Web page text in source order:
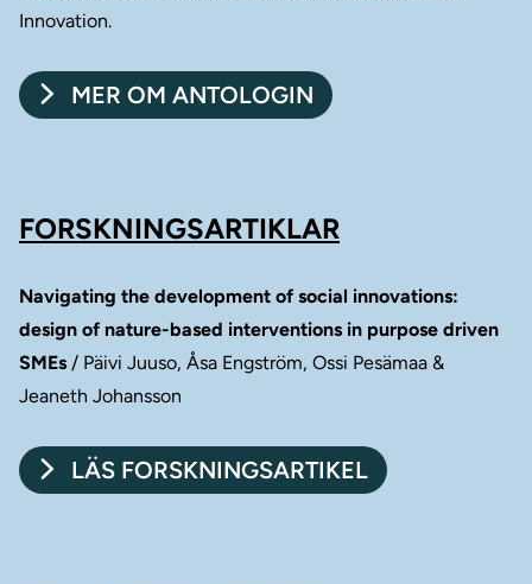
Innovation.
MER OM ANTOLOGIN
FORSKNINGSARTIKLAR
Navigating the development of social innovations:
design of nature-based interventions in purpose driven
SMEs / Päivi Juuso, Åsa Engström, Ossi Pesämaa &
Jeaneth Johansson
LÄS FORSKNINGSARTIKEL